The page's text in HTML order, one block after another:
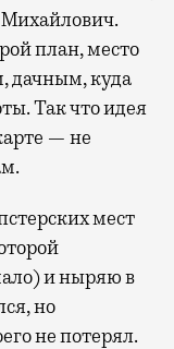
Михайлович.
план, место
дачным, куда
Так что идея
— не
мест
и ныряю в
но
не потерял.